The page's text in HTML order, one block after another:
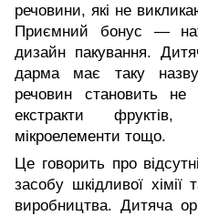
речовини, які не
Приємний бонус —
дизайн пакування.
дарма має таку
речовин становить
екстракти фруктів,
мікроелементи тощо.
Це говорить про
засобу шкідливої хімії
виробництва. Дитяча